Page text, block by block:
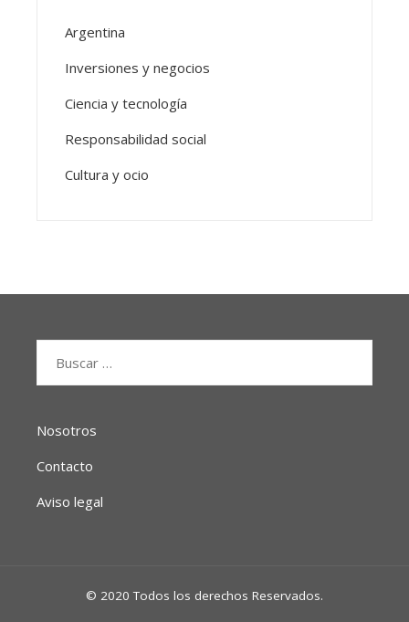
Argentina
Inversiones y negocios
Ciencia y tecnología
Responsabilidad social
Cultura y ocio
Nosotros
Contacto
Aviso legal
© 2020 Todos los derechos Reservados.